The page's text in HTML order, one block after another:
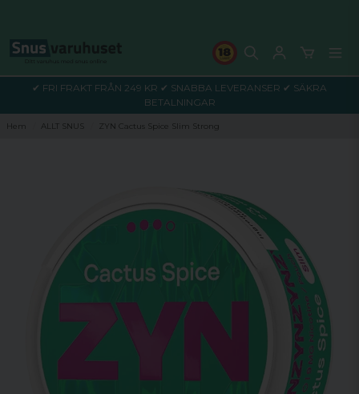
✔ FRI FRAKT FRÅN 249 KR ✔ SNABBA LEVERANSER ✔ SÄKRA
BETALNINGAR
Hem ALLT SNUS ZYN Cactus Spice Slim Strong